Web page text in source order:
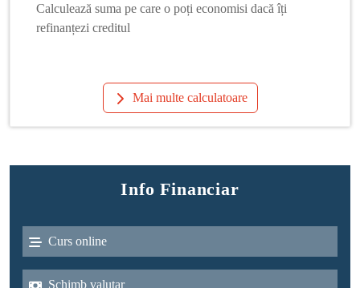
Calculează suma pe care o poți economisi dacă îți
refinanțezi creditul
Mai multe calculatoare
Info Financiar
Curs online
Schimb valutar